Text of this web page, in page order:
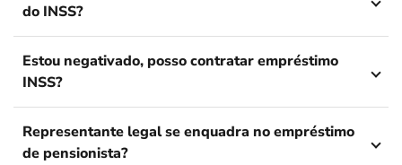
do INSS?
Estou negativado, posso contratar empréstimo
INSS?
Representante legal se enquadra no empréstimo
de pensionista?